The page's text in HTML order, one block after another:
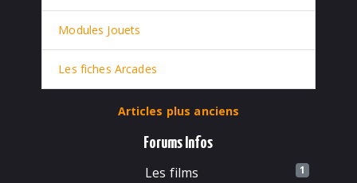
Modules Jouets
Les fiches Arcades
Articles plus anciens
Forums Infos
Les films 1